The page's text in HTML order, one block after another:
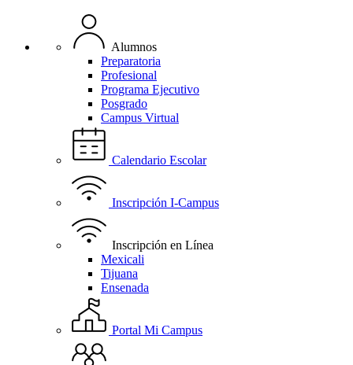
Alumnos
Preparatoria
Profesional
Programa Ejecutivo
Posgrado
Campus Virtual
Calendario Escolar
Inscripción I-Campus
Inscripción en Línea
Mexicali
Tijuana
Ensenada
Portal Mi Campus